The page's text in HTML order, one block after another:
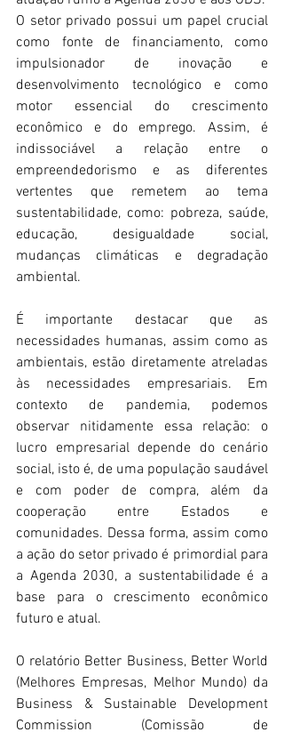
O setor privado possui um papel crucial
como fonte de financiamento, como
impulsionador de inovação e
desenvolvimento tecnológico e como
motor essencial do crescimento
econômico e do emprego. Assim, é
indissociável a relação entre o
empreendedorismo e as diferentes
vertentes que remetem ao tema
sustentabilidade, como: pobreza, saúde,
educação, desigualdade social,
mudanças climáticas e degradação
ambiental.
É importante destacar que as
necessidades humanas, assim como as
ambientais, estão diretamente atreladas
às necessidades empresariais. Em
contexto de pandemia, podemos
observar nitidamente essa relação: o
lucro empresarial depende do cenário
social, isto é, de uma população saudável
e com poder de compra, além da
cooperação entre Estados e
comunidades. Dessa forma, assim como
a ação do setor privado é primordial para
a Agenda 2030, a sustentabilidade é a
base para o crescimento econômico
futuro e atual.
O relatório Better Business, Better World
(Melhores Empresas, Melhor Mundo) da
Business & Sustainable Development
Commission (Comissão de